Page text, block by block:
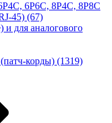
6P6C, 8P4C, 8P8C
45) (67)
и для аналогового
корды) (1319)